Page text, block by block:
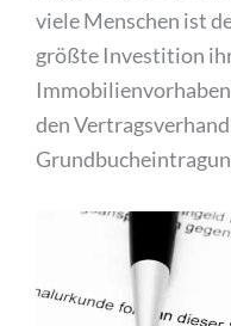
viele Menschen ist
größte Investition
den